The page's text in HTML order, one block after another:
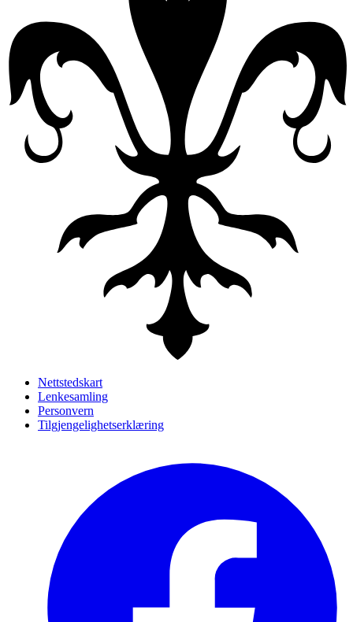
Nettstedskart
Lenkesamling
Personvern
Tilgjengelighetserklæring